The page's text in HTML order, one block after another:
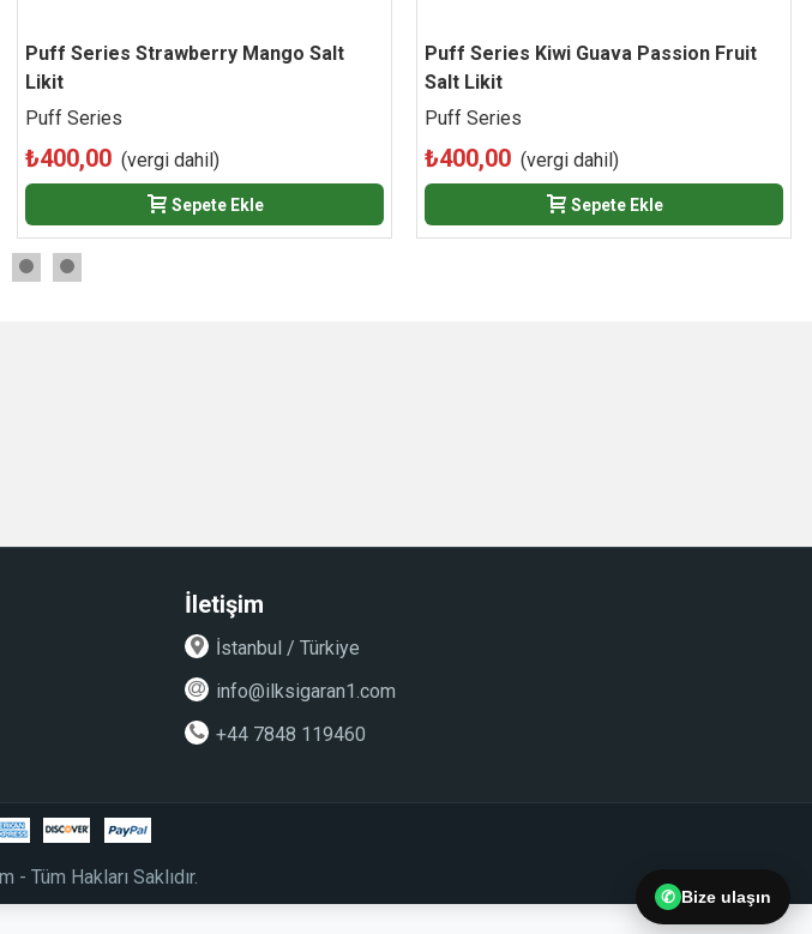
Beğen
Puff Series Strawberry Mango Salt
Likit
Puff Series
₺400,00 (vergi dahil)
Sepete Ekle
Beğen
Puff Series Kiwi Guava Passion Fruit
Salt Likit
Puff Series
₺400,00 (vergi dahil)
Sepete Ekle
✆ Bize ulaşın
İletişim
İstanbul / Türkiye
info@ilksigaran1.com
+44 7848 119460
Tüm Hakları Saklıdır.